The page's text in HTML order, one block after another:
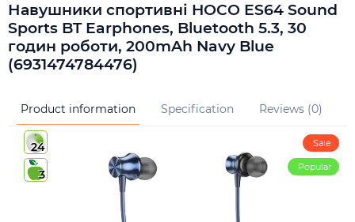
Навушники спортивні HOCO ES64 Sound
Sports BT Earphones, Bluetooth 5.3, 30
годин роботи, 200mAh Navy Blue
(6931474784476)
Product information Specification Reviews (0)
24
3
Sale
Popular